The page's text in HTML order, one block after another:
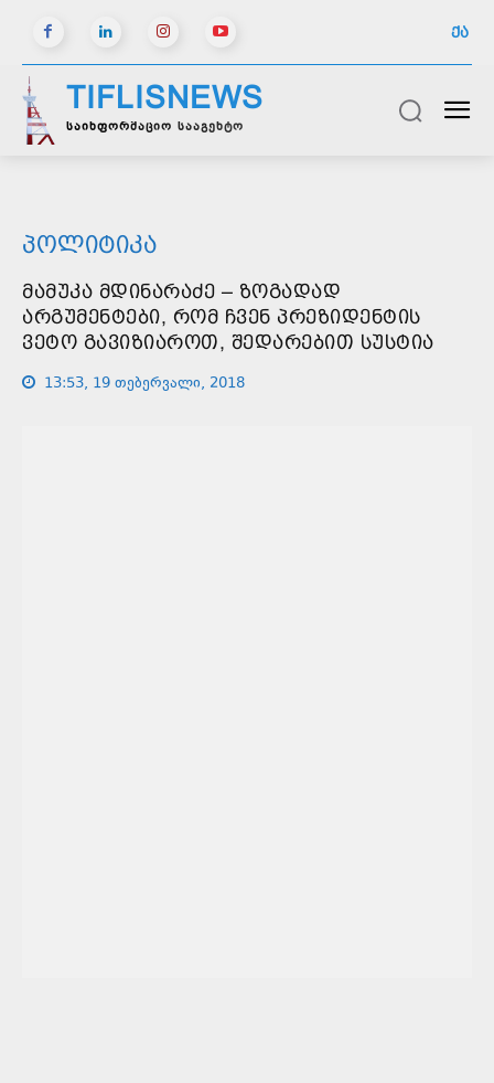
ᲥᲐ
TIFLISNEWS
საინფორმაციო სააგენტო
ᲞᲝᲚᲘᲢᲘᲙᲐ
ᲛᲐᲛᲣᲙᲐ ᲛᲓᲘᲜᲐᲠᲐᲫᲔ – ᲖᲝᲒᲐᲓᲐᲓ
ᲐᲠᲒᲣᲛᲔᲜᲢᲔᲑᲘ, ᲠᲝᲛ ᲩᲕᲔᲜ ᲞᲠᲔᲖᲘᲓᲔᲜᲢᲘᲡ
ᲕᲔᲢᲝ ᲒᲐᲕᲘᲖᲘᲐᲠᲝᲗ, ᲨᲔᲓᲐᲠᲔᲑᲘᲗ ᲡᲣᲡᲢᲘᲐ
13:53, 19 თებერვალი, 2018